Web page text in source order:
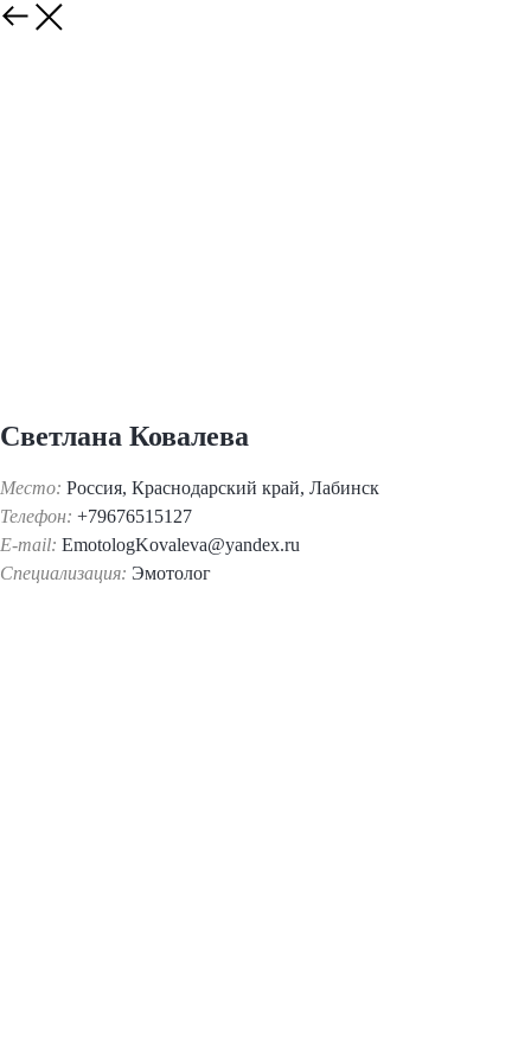
Светлана Ковалева
Место: Россия, Краснодарский край, Лабинск
Телефон: +79676515127
E-mail: EmotologKovaleva@yandex.ru
Специализация: Эмотолог